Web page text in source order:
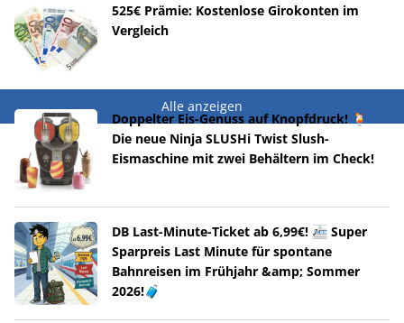
525€ Prämie: Kostenlose Girokonten im
Vergleich
Alle anzeigen
Doppelter Eis-Genuss auf Knopfdruck! 🍹
Die neue Ninja SLUSHi Twist Slush-
Eismaschine mit zwei Behältern im Check!
DB Last-Minute-Ticket ab 6,99€! 🚈 Super
Sparpreis Last Minute für spontane
Bahnreisen im Frühjahr &amp; Sommer
2026!🧳